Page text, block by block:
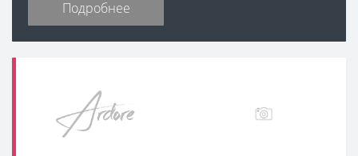
Подробнее